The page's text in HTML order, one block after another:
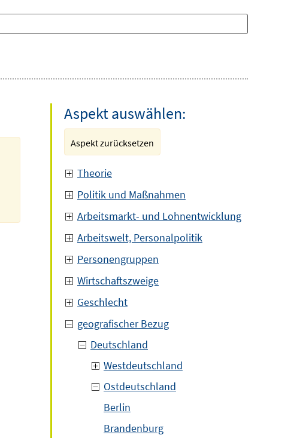
Aspekt auswählen:
Aspekt zurücksetzen
Theorie
Politik und Maßnahmen
Arbeitsmarkt- und Lohnentwicklung
Arbeitswelt, Personalpolitik
Personengruppen
Wirtschaftszweige
Geschlecht
geografischer Bezug
Deutschland
Westdeutschland
Ostdeutschland
Berlin
Brandenburg